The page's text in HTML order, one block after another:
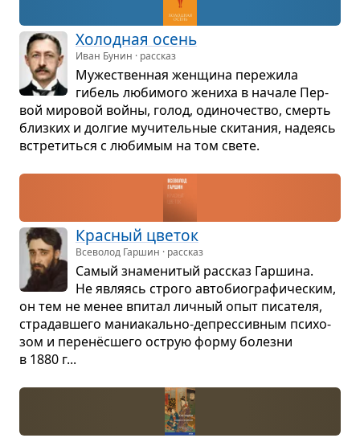
Холод­ная осень
Иван Бунин · рассказ
Муже­ствен­ная жен­щина пере­жила
гибель люби­мого жениха в начале Пер­
вой миро­вой войны, голод, оди­но­че­ство, смерть
близ­ких и дол­гие мучи­тель­ные ски­та­ния, наде­ясь
встре­титься с люби­мым на том свете.
Крас­ный цве­ток
Всеволод Гаршин · рассказ
Самый зна­ме­ни­тый рас­сказ Гар­шина.
Не явля­ясь строго авто­био­гра­фи­че­ским,
он тем не менее впи­тал лич­ный опыт писа­теля,
стра­дав­шего мани­а­кально-депрес­сив­ным пси­хо­
зом и перенёс­шего острую форму болезни
в 1880 г...